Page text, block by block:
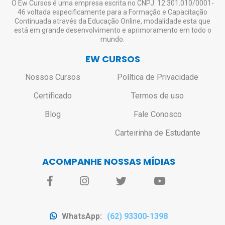
Não haverá bloqueio ou restrição de
acesso aos alunos que não solicitarem o
certificado.
O Ew Cursos é uma empresa escrita no CNPJ: 12.301.010/0001-
46 voltada especificamente para a Formação e Capacitação
Continuada através da Educação Online, modalidade esta que
está em grande desenvolvimento e aprimoramento em todo o
mundo.
EW CURSOS
Nossos Cursos
Certificado
Blog
Política de Privacidade
Termos de uso
Fale Conosco
Carteirinha de Estudante
ACOMPANHE NOSSAS MÍDIAS
WhatsApp: (62) 93300-1398